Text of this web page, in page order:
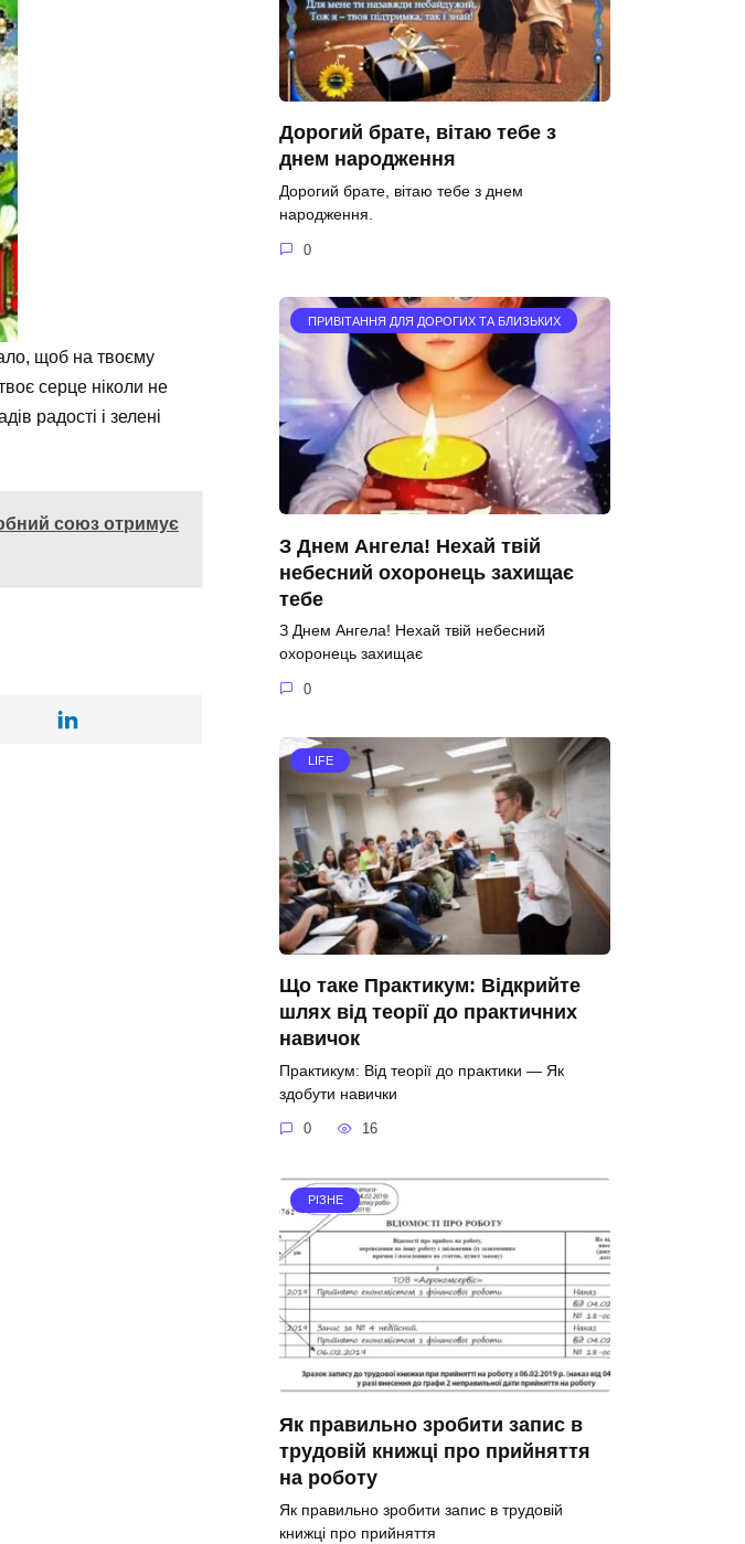
щоб на твоєму
серце ніколи не
радості і зелені
союз отримує
Дорогий брате, вітаю тебе з
днем народження
Дорогий брате, вітаю тебе з днем
народження.
0
ПРИВІТАННЯ ДЛЯ ДОРОГИХ ТА БЛИЗЬКИХ
З Днем Ангела! Нехай твій
небесний охоронець захищає
тебе
З Днем Ангела! Нехай твій небесний
охоронець захищає
0
LIFE
Що таке Практикум: Відкрийте
шлях від теорії до практичних
навичок
Практикум: Від теорії до практики — Як
здобути навички
0 16
РІЗНЕ
Як правильно зробити запис в
трудовій книжці про прийняття
на роботу
Як правильно зробити запис в трудовій
книжці про прийняття